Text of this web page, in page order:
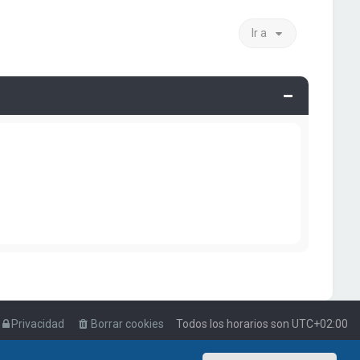
Ir a
Todos los horarios son UTC+02:00
Borrar cookies
Privacidad